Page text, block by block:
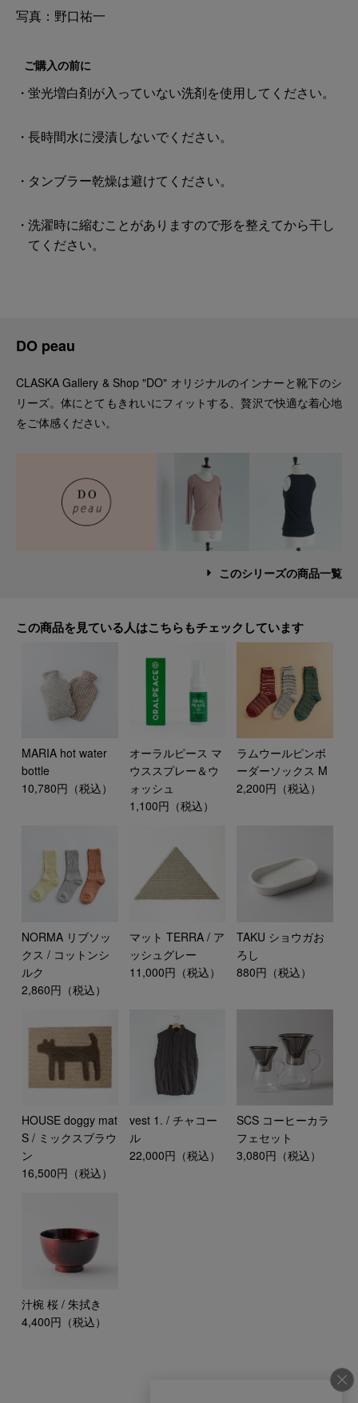
写真：野口祐一
ご購入の前に
蛍光増白剤が入っていない洗剤を使用してください。
長時間水に浸漬しないでください。
タンブラー乾燥は避けてください。
洗濯時に縮むことがありますので形を整えてから干し
てください。
DO peau
CLASKA Gallery & Shop "DO" オリジナルのインナーと靴下のシ
リーズ。体にとてもきれいにフィットする、贅沢で快適な着心地
をご体感ください。
このシリーズの商品一覧
この商品を見ている人はこちらもチェックしています
MARIA hot water
bottle
10,780円（税込）
オーラルピース マ
ウススプレー＆ウ
ォッシュ
1,100円（税込）
ラムウールピンボ
ーダーソックス M
2,200円（税込）
NORMA リブソッ
クス / コットンシ
ルク
2,860円（税込）
マット TERRA / ア
ッシュグレー
11,000円（税込）
TAKU ショウガお
ろし
880円（税込）
HOUSE doggy mat
S / ミックスブラウ
ン
16,500円（税込）
vest 1. / チャコー
ル
22,000円（税込）
SCS コーヒーカラ
フェセット
3,080円（税込）
汁椀 桜 / 朱拭き
4,400円（税込）